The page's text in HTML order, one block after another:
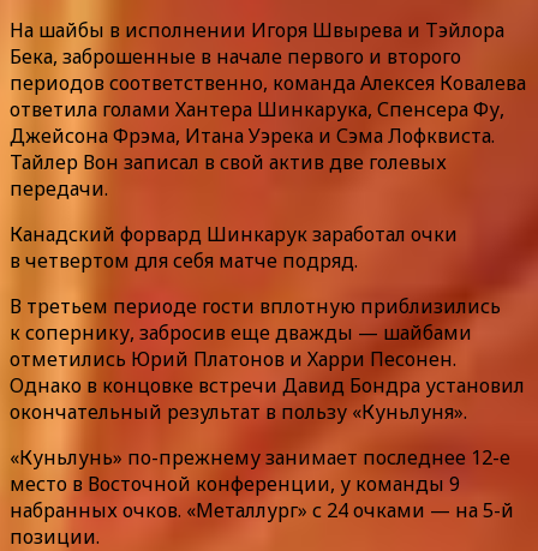
На шайбы в исполнении Игоря Швырева и Тэйлора
Бека, заброшенные в начале первого и второго
периодов соответственно, команда Алексея Ковалева
ответила голами Хантера Шинкарука, Спенсера Фу,
Джейсона Фрэма, Итана Уэрека и Сэма Лофквиста.
Тайлер Вон записал в свой актив две голевых
передачи.
Канадский форвард Шинкарук заработал очки
в четвертом для себя матче подряд.
В третьем периоде гости вплотную приблизились
к сопернику, забросив еще дважды — шайбами
отметились Юрий Платонов и Харри Песонен.
Однако в концовке встречи Давид Бондра установил
окончательный результат в пользу «Куньлуня».
«Куньлунь» по-прежнему занимает последнее 12-е
место в Восточной конференции, у команды 9
набранных очков. «Металлург» с 24 очками — на 5-й
позиции.